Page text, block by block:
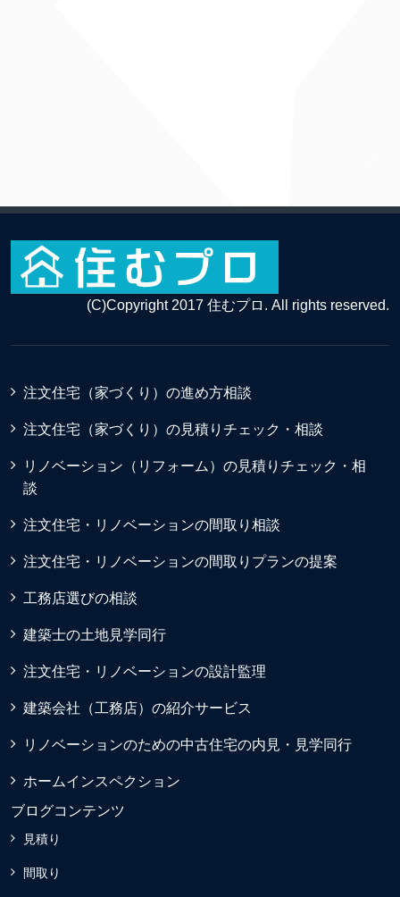
(C)Copyright 2017 住むプロ. All rights reserved.
注文住宅（家づくり）の進め方相談
注文住宅（家づくり）の見積りチェック・相談
リノベーション（リフォーム）の見積りチェック・相
談
注文住宅・リノベーションの間取り相談
注文住宅・リノベーションの間取りプランの提案
工務店選びの相談
建築士の土地見学同行
注文住宅・リノベーションの設計監理
建築会社（工務店）の紹介サービス
リノベーションのための中古住宅の内見・見学同行
ホームインスペクション
ブログコンテンツ
見積り
間取り